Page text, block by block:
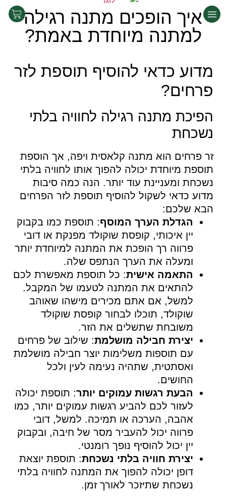
איך הופכים מתנה רגילה
למתנה מיוחדת באמת?
מדוע כדאי להוסיף תוספת לזר
פרחים?
הפיכת מתנה רגילה לחוויה בלתי
נשכחת
זר פרחים הוא מתנה קלאסית ויפה, אך הוספת
תוספת מיוחדת יכולה להפוך אותו לחוויה בלתי
נשכחת ומעניינת עוד יותר. הנה כמה סיבות
מדוע כדאי לשקול להוסיף תוספת לזר הפרחים
הבא שלכם:
הגדלת הערך המוסף: תוספת כמו בקבוק
יין איכותי, קופסת שוקולד מפנקת או דובי
פרווה רך הופכת את המתנה למיוחדת יותר
ומעלה את הערך הנתפס שלה.
התאמה אישית: כל תוספת מאפשרת לכם
להתאים את המתנה לטעמו של המקבל.
למשל, אם אתם מכירים מישהו שאוהב
שוקולד, תוכלו לבחור קופסת שוקולד
משובחת שתשלים את הזר.
יצירת חבילה מושלמת: שילוב של פרחים
עם תוספות משלימות יוצר חבילה מושלמת
ואסתטית, שתהיה נעימה לעין ולכל
החושים.
הבעת רגשות עמוקים יותר: תוספת יכולה
לעזור לכם להביע רגשות עמוקים יותר, כמו
אהבה, הערכה או תמיכה. למשל, דובי
פרווה יכול להעביר מסר של חיבה, ובקבוק
יין יכול להוסיף נופך רומנטי.
יצירת חוויה בלתי נשכחת: תוספת יוצאת
דופן יכולה להפוך את המתנה לחוויה בלתי
נשכחת שתיזכר לאורך זמן.